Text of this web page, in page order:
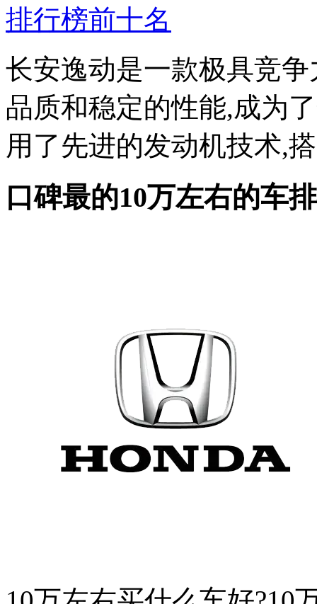
长安逸动是一款极具竞
品质和稳定的性能,成为
用了先进的发动机技术,
口碑最的10万左右的车